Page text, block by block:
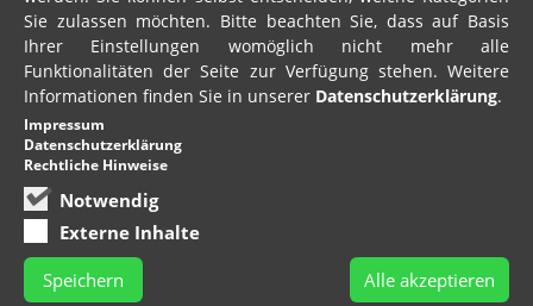
Sie zulassen möchten. Bitte beachten Sie, dass auf Basis
Ihrer Einstellungen womöglich nicht mehr alle
Funktionalitäten der Seite zur Verfügung stehen. Weitere
Informationen finden Sie in unserer Datenschutzerklärung.
Notwendig
Externe Inhalte
Speichern
Alle akzeptieren
Impressum
Datenschutzerklärung
Rechtliche Hinweise